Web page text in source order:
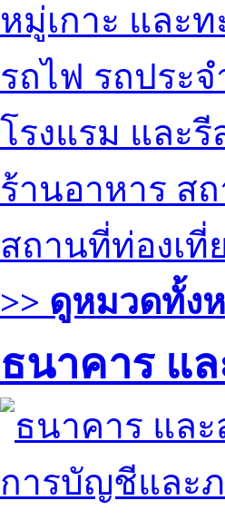
หมู่เกาะ และท
รถไฟ รถประจ
โรงแรม และรี
ร้านอาหาร ส
สถานที่ท่องเที่
>> ดูหมวดทั้ง
ธนาคาร แ
การบัญชีและ